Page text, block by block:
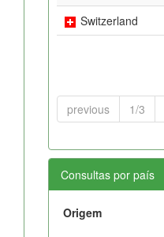
Switzerland
previous 1/3
Consultas por país
Origem